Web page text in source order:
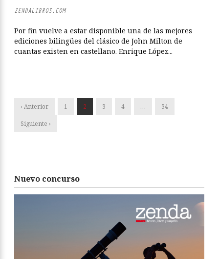
ZENDALIBROS.COM
Por fin vuelve a estar disponible una de las mejores
ediciones bilingües del clásico de John Milton de
cuantas existen en castellano. Enrique López...
‹ Anterior 1 2 3 4 … 34
Siguiente ›
Nuevo concurso